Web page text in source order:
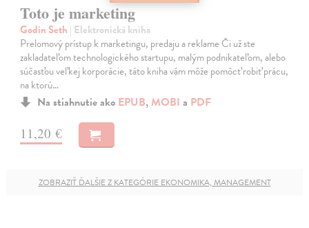
Toto je marketing
Godin Seth | Elektronická kniha
Prelomový prístup k marketingu, predaju a reklame Či už ste
zakladateľom technologického startupu, malým podnikateľom, alebo
súčasťou veľkej korporácie, táto kniha vám môže pomôcť robiť prácu,
na ktorú…
Na stiahnutie ako EPUB, MOBI a PDF
11,20 €
ZOBRAZIŤ ĎALŠIE Z KATEGÓRIE EKONOMIKA, MANAGEMENT